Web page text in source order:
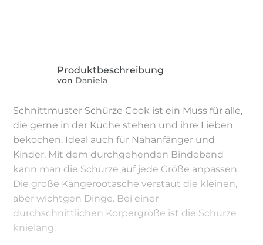
von Daniela
Schnittmuster Schürze Cook ist ein Muss für alle,
die gerne in der Küche stehen und ihre Lieben
bekochen. Ideal auch für Nähanfänger und
Kinder. Mit dem durchgehenden Bindeband
kann man die Schürze auf jede Größe anpassen.
Die große Kängerootasche verstaut die kleinen,
aber wichtgen Dinge. Bei einer
durchschnittlichen Körpergröße ist die Schürze
knielang.